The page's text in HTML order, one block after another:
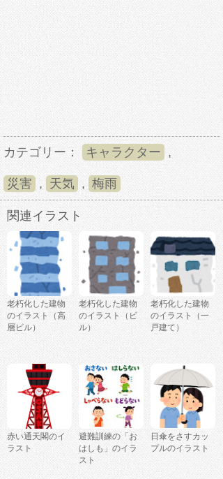
カテゴリー： キャラクター ,
災害 , 天気 , 梅雨
関連イラスト
老朽化した建物
のイラスト（高
層ビル）
老朽化した建物
のイラスト（ビ
ル）
老朽化した建物
のイラスト（一
戸建て）
赤い通天閣のイ
ラスト
避難訓練の「お
はしも」のイラ
スト
日傘をさすカッ
プルのイラスト